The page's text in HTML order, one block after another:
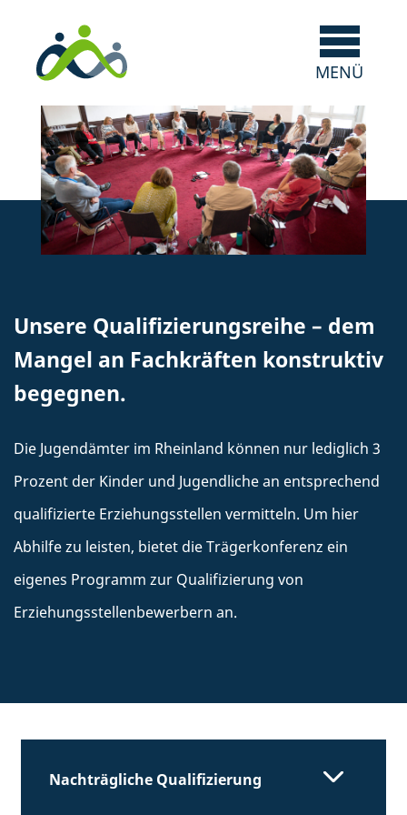
Unsere Qualifizierungsreihe – dem
Mangel an Fachkräften konstruktiv
begegnen.
Die Jugendämter im Rheinland können nur lediglich 3
Prozent der Kinder und Jugendliche an entsprechend
qualifizierte Erziehungsstellen vermitteln. Um hier
Abhilfe zu leisten, bietet die Trägerkonferenz ein
eigenes Programm zur Qualifizierung von
Erziehungsstellenbewerbern an.
Nachträgliche Qualifizierung